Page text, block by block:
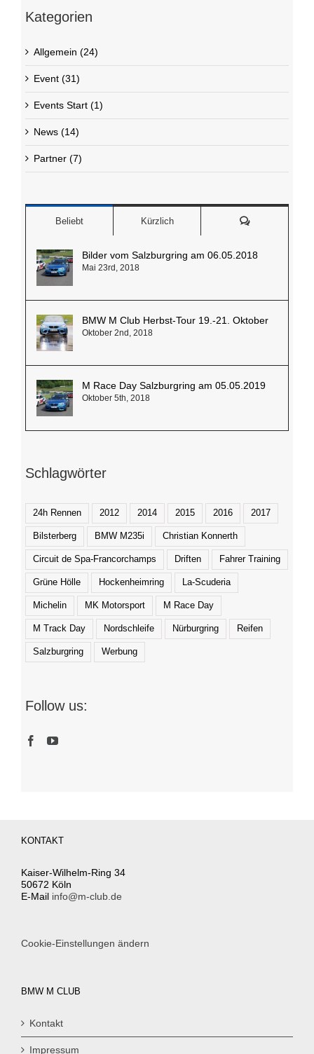
Kategorien
Allgemein (24)
Event (31)
Events Start (1)
News (14)
Partner (7)
Beliebt Kürzlich Kommentare
Bilder vom Salzburgring am 06.05.2018
Mai 23rd, 2018
BMW M Club Herbst-Tour 19.-21. Oktober
Oktober 2nd, 2018
M Race Day Salzburgring am 05.05.2019
Oktober 5th, 2018
Schlagwörter
24h Rennen 2012 2014 2015 2016 2017
Bilsterberg BMW M235i Christian Konnerth
Circuit de Spa-Francorchamps Driften Fahrer Training
Grüne Hölle Hockenheimring La-Scuderia
Michelin MK Motorsport M Race Day
M Track Day Nordschleife Nürburgring Reifen
Salzburgring Werbung
Follow us:
KONTAKT
Kaiser-Wilhelm-Ring 34
50672 Köln
E-Mail info@m-club.de
Cookie-Einstellungen ändern
BMW M CLUB
Kontakt
Impressum